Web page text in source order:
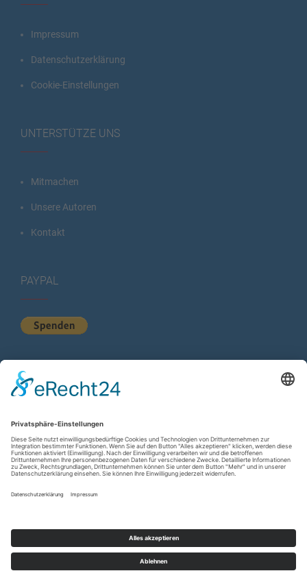
Impressum
Datenschutzerklärung
Cookie-Einstellungen
UNTERSTÜTZE UNS
Mitmachen
Unsere Autoren
Kontakt
PAYPAL
KURZSTATISTIK
Total Views:615.782
Besucher gesamt:225.689
Gesamt Beiträge: